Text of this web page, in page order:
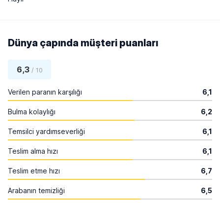
Dünya çapında müşteri puanları
6,3/ 10
Verilen paranın karşılığı 6,1
Bulma kolaylığı 6,2
Temsilci yardımseverliği 6,1
Teslim alma hızı 6,1
Teslim etme hızı 6,7
Arabanın temizliği 6,5